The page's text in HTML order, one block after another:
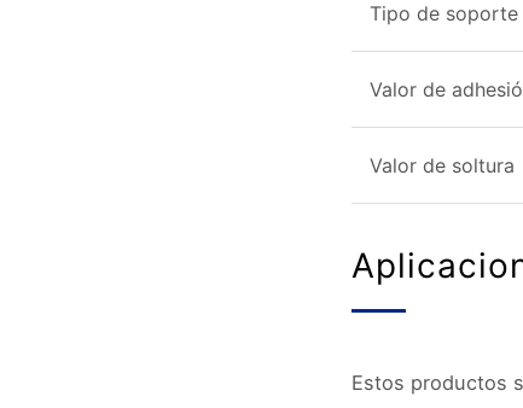
Tipo de soporte
Valor de
Valor de soltura
Estos productos